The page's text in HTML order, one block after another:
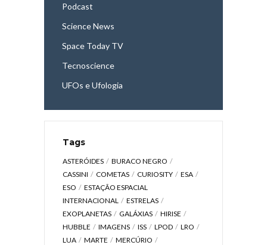
Podcast
Science News
Space Today TV
Tecnoscience
UFOs e Ufologia
Tags
ASTERÓIDES
BURACO NEGRO
CASSINI
COMETAS CURIOSITY
ESA
ESO
ESTAÇÃO ESPACIAL
INTERNACIONAL
ESTRELAS
EXOPLANETAS
GALÁXIAS
HIRISE
HUBBLE
IMAGENS ISS LPOD
LRO
LUA
MARTE
MERCÚRIO